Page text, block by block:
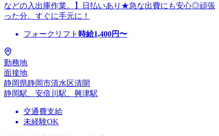
などの入出庫作業。】日払いあり★急な出費にも安心◎頑張
った分、すぐに手元に！
フォークリフト 時給1,400円〜
勤務地
面接地
静岡県静岡市清水区清開
静岡駅、安倍川駅、興津駅
交通費支給
未経験OK